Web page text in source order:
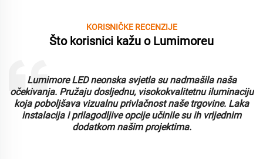
KORISNIČKE RECENZIJE
Što korisnici kažu o Lumimoreu
Lumimore LED neonska svjetla su nadmašila naša
očekivanja. Pružaju dosljednu, visokokvalitetnu iluminaciju
koja poboljšava vizualnu privlačnost naše trgovine. Laka
instalacija i prilagodljive opcije učinile su ih vrijednim
dodatkom našim projektima.